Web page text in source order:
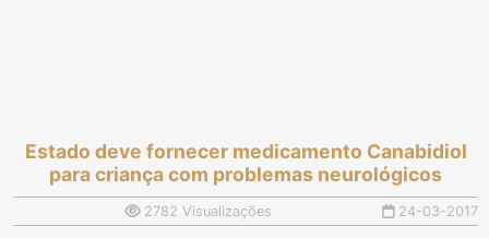
Estado deve fornecer medicamento Canabidiol
para criança com problemas neurológicos
2782 Visualizações 24-03-2017